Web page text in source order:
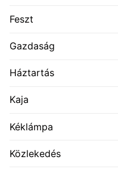
Feszt
Gazdaság
Háztartás
Kaja
Kéklámpa
Közlekedés